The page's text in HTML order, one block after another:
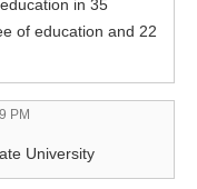
in 35
of education and 22
PM
University